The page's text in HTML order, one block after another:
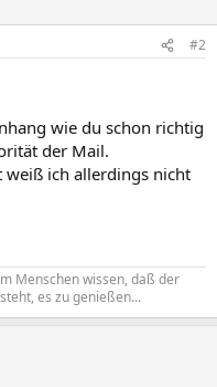
#2
wie du schon richtig
der Mail.
weiß ich allerdings nicht
Menschen wissen, daß der
es zu genießen...​